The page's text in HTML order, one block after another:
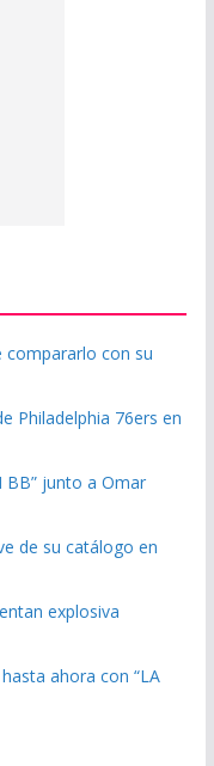
compararlo con su
Philadelphia 76ers en
BB” junto a Omar
de su catálogo en
explosiva
ahora con “LA